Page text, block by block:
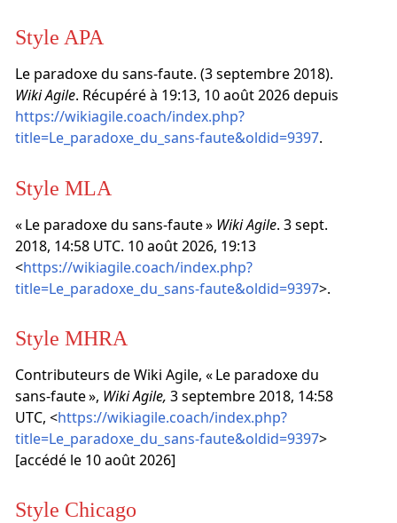
Style APA
Le paradoxe du sans-faute. (3 septembre 2018).
Wiki Agile. Récupéré à 19:13, 10 août 2026 depuis
https://wikiagile.coach/index.php?
title=Le_paradoxe_du_sans-faute&oldid=9397.
Style MLA
« Le paradoxe du sans-faute » Wiki Agile. 3 sept.
2018, 14:58 UTC. 10 août 2026, 19:13
<https://wikiagile.coach/index.php?
title=Le_paradoxe_du_sans-faute&oldid=9397>.
Style MHRA
Contributeurs de Wiki Agile, « Le paradoxe du
sans-faute », Wiki Agile, 3 septembre 2018, 14:58
UTC, <https://wikiagile.coach/index.php?
title=Le_paradoxe_du_sans-faute&oldid=9397>
[accédé le 10 août 2026]
Style Chicago